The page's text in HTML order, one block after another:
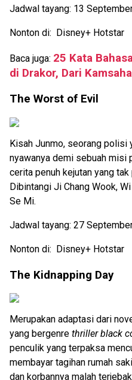
Jadwal tayang: 13
Nonton di: Disney+ Hotstar
Baca juga: 25 Kata
di Drakor, Dari
The Worst of Evil
Kisah Junmo, seorang polisi
nyawanya demi sebuah misi
cerita penuh kejutan yang tak
Dibintangi Ji Chang Wook,
Se Mi.
Jadwal tayang: 27
Nonton di: Disney+ Hotstar
The Kidnapping Day
Merupakan adaptasi dari
yang bergenre thriller black
penculik yang terpaksa
membayar tagihan rumah
dan korbannya malah